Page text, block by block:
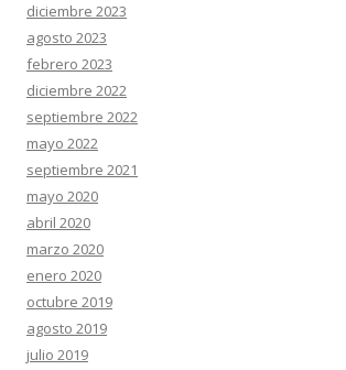
diciembre 2023
agosto 2023
febrero 2023
diciembre 2022
septiembre 2022
mayo 2022
septiembre 2021
mayo 2020
abril 2020
marzo 2020
enero 2020
octubre 2019
agosto 2019
julio 2019